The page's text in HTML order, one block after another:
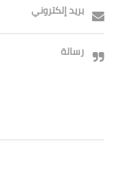
بريد إلكتروني
رسالة